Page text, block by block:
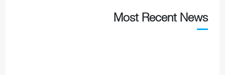
Most Recent News